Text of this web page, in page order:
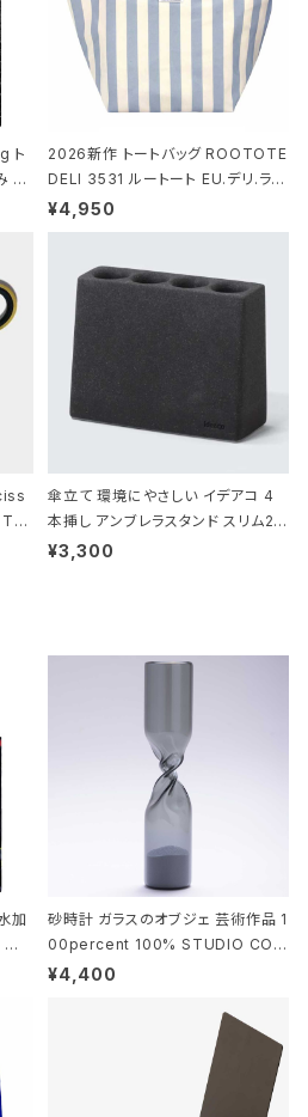
ト
大
2026新作 トートバッグ ROOTOTE
DELI 3531 ルートート EU.デリ.ラミ
ネート-W サックス・ホワイト
¥4,950
TL
傘立て 環境にやさしい イデアコ 4
本挿し アンブレラスタンド スリム2 i
deaco Umbrella Stand slim2 s
¥3,300
加
砂時計 ガラスのオブジェ 芸術作品 1
00percent 100% STUDIO COH
AKU Timeless 100パーセント ス
¥4,400